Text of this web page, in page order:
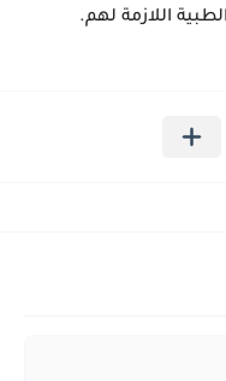
اللازمة لهم.